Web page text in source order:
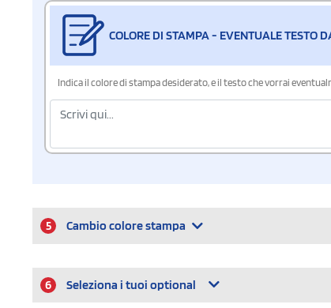
COLORE DI STAMPA - EVENTUALE TESTO
Indica il colore di stampa desiderato, e il testo che vorrai
5 Cambio colore stampa
6 Seleziona i tuoi optional